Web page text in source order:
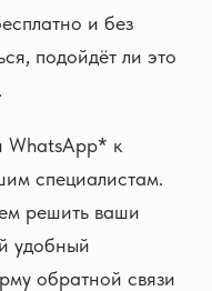
и без
подойдёт ли это
WhatsApp* к
специалистам.
решить ваши
удобный
обратной связи